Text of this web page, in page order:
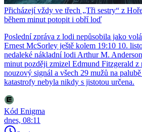
Přicházejí vždy ve třech „Tři sestry“ z
během minut potopit i obří loď
Poslední zpráva z lodi nepůsobila jako
Ernest McSorley ještě kolem 19:10 10.
nedaleké nákladní lodi Arthur M.
minut později zmizel Edmund Fitzgerald z
nouzový signál a všech 29 mužů na
katastrofy nebyla nikdy s jistotou určena.
Kód Enigma
dnes, 08:11